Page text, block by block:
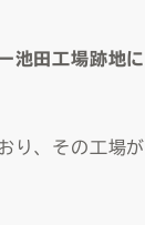
池田工場跡地に
り、その工場が